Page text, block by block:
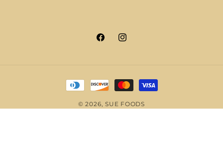
FacebookInstagram
Moyens
de
paiement
© 2026,SUE FOODS